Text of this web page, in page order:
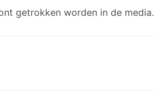
getrokken worden in de media.